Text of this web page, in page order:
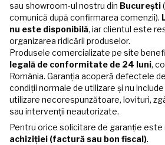
sau showroom-ul nostru din București
comunică după confirmarea comenzii).
nu este disponibilă, iar clientul este
organizarea ridicării produselor.
Produsele comercializate pe site
legală de conformitate de 24 luni,
România. Garanția acoperă defectele
condiții normale de utilizare și nu
utilizare necorespunzătoare, lovituri,
sau intervenții neautorizate.
Pentru orice solicitare de garanție este
achiziției (factură sau bon fiscal).